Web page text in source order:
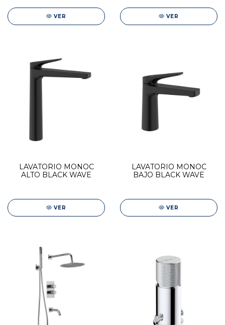
VER VER
LAVATORIO MONOC
ALTO BLACK WAVE
VER
LAVATORIO MONOC
BAJO BLACK WAVE
VER